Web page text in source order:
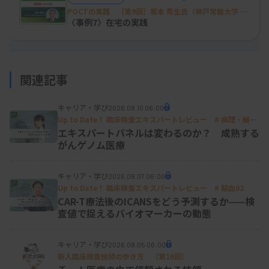
病院全体で取り組む精度管理
する機器では、1日1回の校正とコントロール測定
（精度管理）が必要であり、運用構築チームでは
「現場の看護師が校正とコントロール測定を行い、
その確認を臨床検査技師が巡視ラウンドで実施す
る」体制としました。そのため、看護師や研修医、
てもらうための“研修会”を開催しました。集合研修
や個別研修を繰り返し行い、「精度管理の実施が検
査の質の保証につながる」ことを訴えました。導入
当初は、看護師の中に校正やコントロール精度管理
の実施に抵抗を感じる声もありましたが、数年の運
POCTの実践 ［第9回］坂本 秀生氏（神戸常盤大学 保
健科学部 医療検査学科）
〈事例7〉在宅の実践
関連記事
キャリア・学び2026.08.10 06:00
Up to Date！ 臨床検査エキスパートレビュー # 病理・細胞
08
エキスパートパネルは変わるのか？ 成熟する
がんゲノム医療
キャリア・学び2026.08.07 06:00
Up to Date！ 臨床検査エキスパートレビュー # 輸血02
CAR-T療法後のICANSをどう予測するか——検
査値で捉えるバイオマーカーの動態
キャリア・学び2026.08.05 06:00
新人臨床検査技師の歩き方 ［第16回］